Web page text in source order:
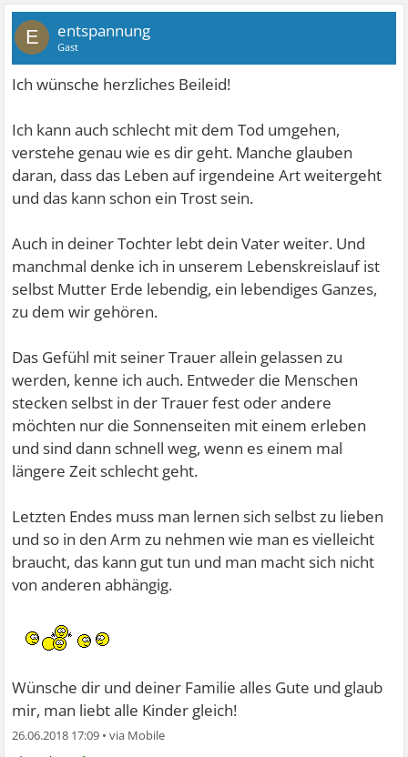
E entspannung
Gast
Ich wünsche herzliches Beileid!
Ich kann auch schlecht mit dem Tod umgehen,
verstehe genau wie es dir geht. Manche glauben
daran, dass das Leben auf irgendeine Art weitergeht
und das kann schon ein Trost sein.
Auch in deiner Tochter lebt dein Vater weiter. Und
manchmal denke ich in unserem Lebenskreislauf ist
selbst Mutter Erde lebendig, ein lebendiges Ganzes,
zu dem wir gehören.
Das Gefühl mit seiner Trauer allein gelassen zu
werden, kenne ich auch. Entweder die Menschen
stecken selbst in der Trauer fest oder andere
möchten nur die Sonnenseiten mit einem erleben
und sind dann schnell weg, wenn es einem mal
längere Zeit schlecht geht.
Letzten Endes muss man lernen sich selbst zu lieben
und so in den Arm zu nehmen wie man es vielleicht
braucht, das kann gut tun und man macht sich nicht
von anderen abhängig.
Wünsche dir und deiner Familie alles Gute und glaub
mir, man liebt alle Kinder gleich!
26.06.2018 17:09 •